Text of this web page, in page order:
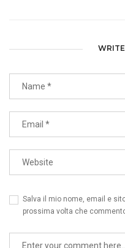
Salva il mio nome, email e
prossima volta che